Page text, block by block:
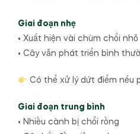
Giai đoạn nhẹ
• Xuất hiện vài chùm chổi nhỏ
• Cây vẫn phát triển bình
Có thể xử lý dứt điểm nếu
Giai đoạn trung bình
• Nhiều cành bị chổi rồng